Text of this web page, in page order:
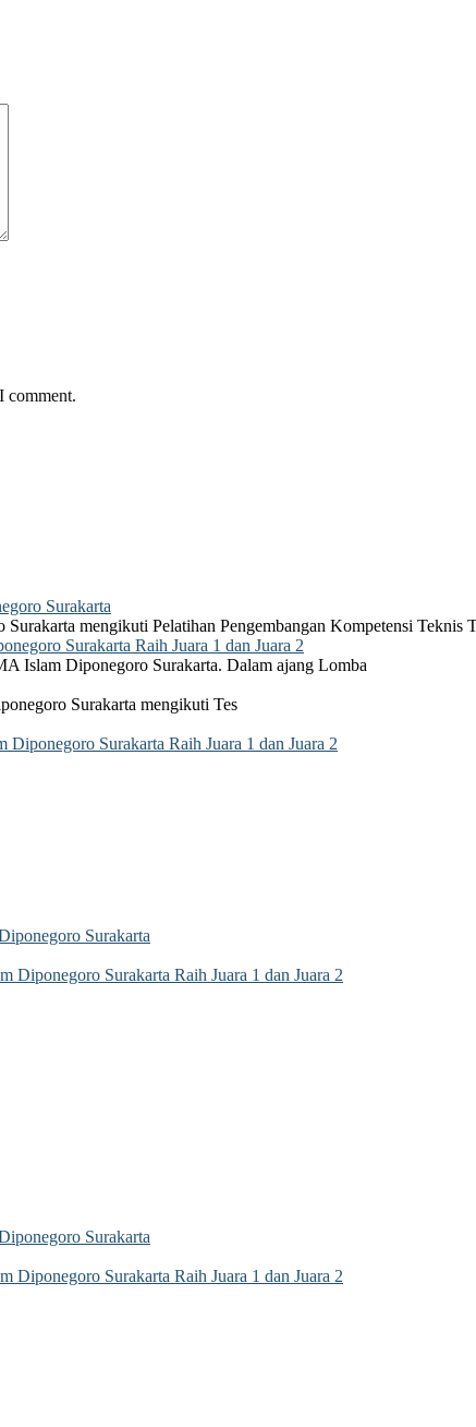
comment.
Surakarta
mengikuti Pelatihan Pengembangan Kompetensi Teknis
Surakarta Raih Juara 1 dan Juara 2
Islam Diponegoro Surakarta. Dalam ajang Lomba
Surakarta mengikuti Tes
Surakarta Raih Juara 1 dan Juara 2
Surakarta
Surakarta Raih Juara 1 dan Juara 2
Surakarta
Surakarta Raih Juara 1 dan Juara 2